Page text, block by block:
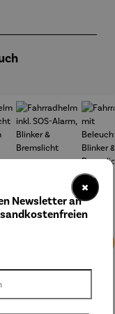
×
Newsletter an